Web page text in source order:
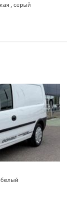
, серый
белый